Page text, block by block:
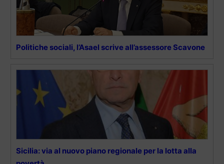
Politiche sociali, l’Asael scrive all’assessore Scavone
Sicilia: via al nuovo piano regionale per la lotta alla